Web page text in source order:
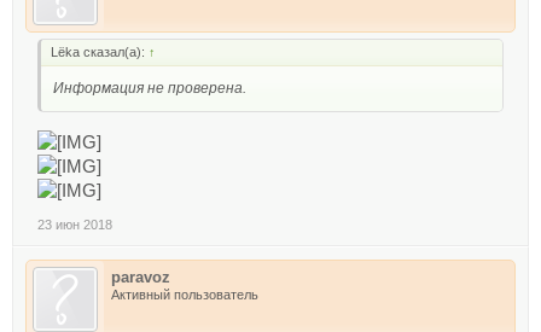
Lёka сказал(а): ↑
Информация не проверена.
23 июн 2018
paravoz
Активный пользователь